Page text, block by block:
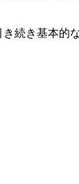
続き基本的